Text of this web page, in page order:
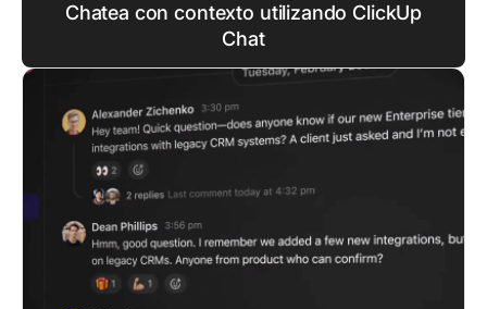
Chatea con contexto utilizando ClickUp
Chat